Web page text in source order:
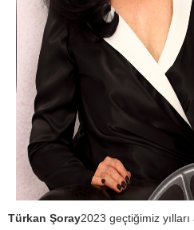
Türkan Şoray2023 geçtiğimiz